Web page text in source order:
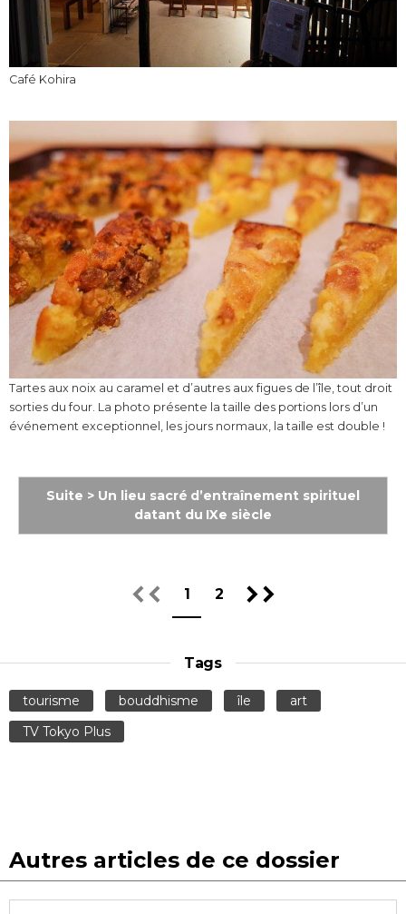
Café Kohira
Tartes aux noix au caramel et d’autres aux figues de l’île, tout droit
sorties du four. La photo présente la taille des portions lors d’un
événement exceptionnel, les jours normaux, la taille est double !
Suite > Un lieu sacré d’entraînement spirituel
datant du IXe siècle
1 2
Tags
tourisme bouddhisme île
art
TV Tokyo Plus
Autres articles de ce dossier